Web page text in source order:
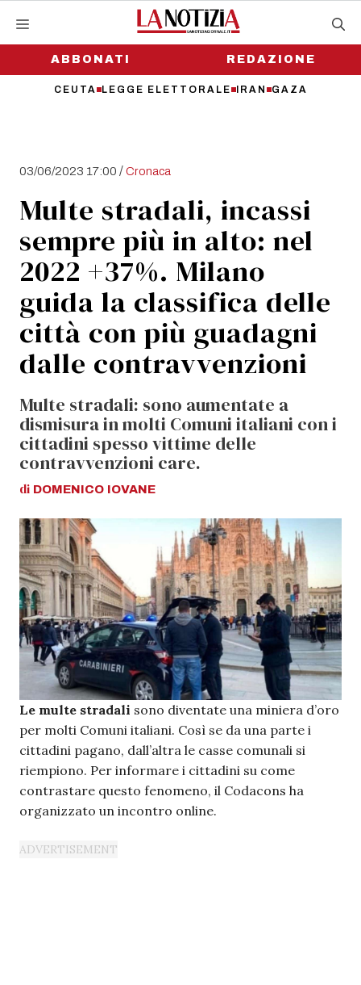
contenutoABBONATI
CEUTA LEGGE ELETTORALE IRAN GAZA
REDAZIONE
03/06/2023 17:00 /Cronaca
Multe stradali, incassi
sempre più in alto: nel
2022 +37%. Milano
guida la classifica delle
città con più guadagni
dalle contravvenzioni
Multe stradali: sono aumentate a
dismisura in molti Comuni italiani con i
cittadini spesso vittime delle
contravvenzioni care.
di DOMENICO IOVANE
Le multe stradali sono diventate una miniera d’oro
per molti Comuni italiani. Così se da una parte i
cittadini pagano, dall’altra le casse comunali si
riempiono. Per informare i cittadini su come
contrastare questo fenomeno, il Codacons ha
organizzato un incontro online.